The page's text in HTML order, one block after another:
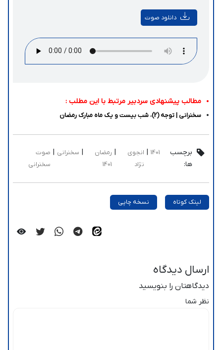
دانلود صوت
مطالب پیشنهادی سردبیر مرتبط با این مطلب :
سخنرانی | توجه (2)، شب بیست و یک ماه مبارک رمضان
برچسب
ها:
1401
انجوی
نژاد
رمضان
1401
سخنرانی
صوت
سخنرانی
لینک کوتاه نسخه چاپی
ارسال دیدگاه
دیدگاهتان را بنویسید
نظر شما